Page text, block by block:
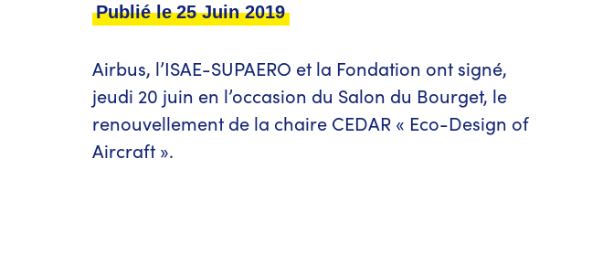
Publié le 25 Juin 2019
Airbus, l’ISAE-SUPAERO et la Fondation ont signé,
jeudi 20 juin en l’occasion du Salon du Bourget, le
renouvellement de la chaire CEDAR « Eco-Design of
Aircraft ».